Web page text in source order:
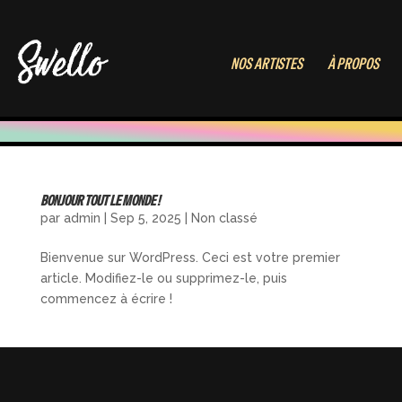
NOS ARTISTES À PROPOS
BONJOUR TOUT LE MONDE !
par admin Sep 5, 2025 Non classé
Bienvenue sur WordPress. Ceci est votre premier
article. Modifiez-le ou supprimez-le, puis
commencez à écrire !